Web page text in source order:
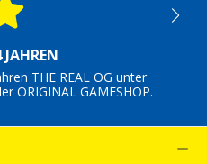
JAHREN
THE REAL OG unter
ORIGINAL GAMESHOP.